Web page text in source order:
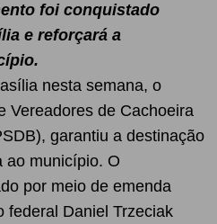
foi conquistado
e reforçará a
nesta semana, o
Vereadores de Cachoeira
garantiu a destinação
ao município. O
por meio de emenda
federal Daniel Trzeciak